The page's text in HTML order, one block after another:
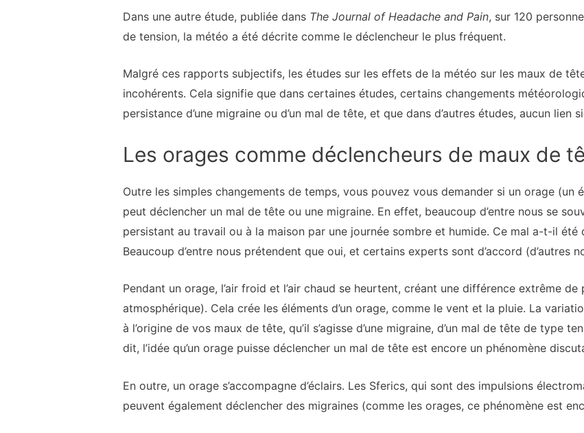
Dans une autre étude, publiée dans The Journal of Headache and Pain, sur 120
de tension, la météo a été décrite comme le déclencheur le plus fréquent.
Malgré ces rapports subjectifs, les études sur les effets de la météo sur les maux de
incohérents. Cela signifie que dans certaines études, certains changements
persistance d’une migraine ou d’un mal de tête, et que dans d’autres études, aucun lien
Les orages comme déclencheurs de maux de
Outre les simples changements de temps, vous pouvez vous demander si un orage (un
peut déclencher un mal de tête ou une migraine. En effet, beaucoup d’entre nous se
persistant au travail ou à la maison par une journée sombre et humide. Ce mal a-t-il été
Beaucoup d’entre nous prétendent que oui, et certains experts sont d’accord (d’autres
Pendant un orage, l’air froid et l’air chaud se heurtent, créant une différence extrême
atmosphérique). Cela crée les éléments d’un orage, comme le vent et la pluie. La
à l’origine de vos maux de tête, qu’il s’agisse d’une migraine, d’un mal de tête de type
dit, l’idée qu’un orage puisse déclencher un mal de tête est encore un phénomène
En outre, un orage s’accompagne d’éclairs. Les Sferics, qui sont des impulsions
peuvent également déclencher des migraines (comme les orages, ce phénomène est